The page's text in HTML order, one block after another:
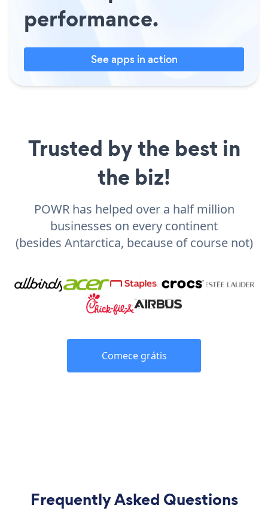
performance.
See apps in action
Trusted by the best in
the biz!
POWR has helped over a half million
businesses on every continent
(besides Antarctica, because of course not)
Comece grátis
Frequently Asked Questions